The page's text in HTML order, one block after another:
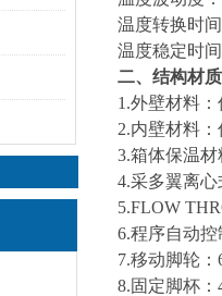
温度转换时
温度稳定时
二、结构材质
1.外壁材料
2.内壁材料
3.箱体保温
4.采多翼离
5.FLOW
6.程序自动
7.移动脚轮：
8.固定脚杯